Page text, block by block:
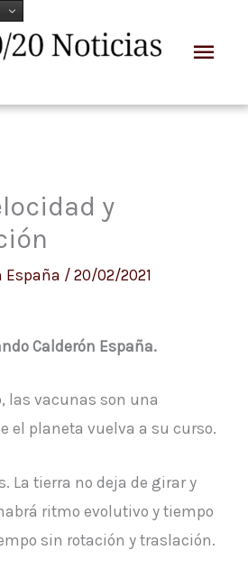
y
España / 20/02/2021
Calderón España.
las vacunas son una
el planeta vuelva a su curso.
La tierra no deja de girar y
ritmo evolutivo y tiempo
sin rotación y traslación.